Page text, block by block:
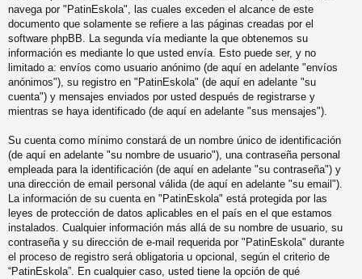
navega por "PatinEskola", las cuales exceden el alcance de este
documento que solamente se refiere a las páginas creadas por el
software phpBB. La segunda vía mediante la que obtenemos su
información es mediante lo que usted envía. Esto puede ser, y no
limitado a: envíos como usuario anónimo (de aquí en adelante "envíos
anónimos"), su registro en "PatinEskola" (de aquí en adelante "su
cuenta") y mensajes enviados por usted después de registrarse y
mientras se haya identificado (de aquí en adelante "sus mensajes").
Su cuenta como mínimo constará de un nombre único de identificación
(de aquí en adelante "su nombre de usuario"), una contraseña personal
empleada para la identificación (de aquí en adelante "su contraseña") y
una dirección de email personal válida (de aquí en adelante "su email").
La información de su cuenta en "PatinEskola" está protegida por las
leyes de protección de datos aplicables en el país en el que estamos
instalados. Cualquier información más allá de su nombre de usuario, su
contraseña y su dirección de e-mail requerida por "PatinEskola" durante
el proceso de registro será obligatoria u opcional, según el criterio de
“PatinEskola”. En cualquier caso, usted tiene la opción de qué